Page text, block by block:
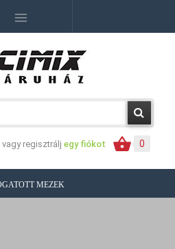
0
vagy regisztrálj egy fiókot
MEZEK